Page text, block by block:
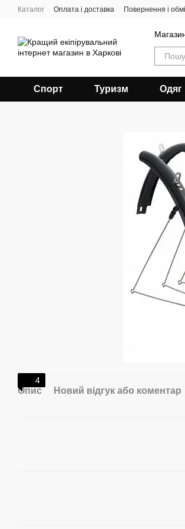
Перейти до основного контенту
Каталог Оплата і доставка Повернення і
Спорт Туризм Одяг
4
Опис Новий відгук або коментар